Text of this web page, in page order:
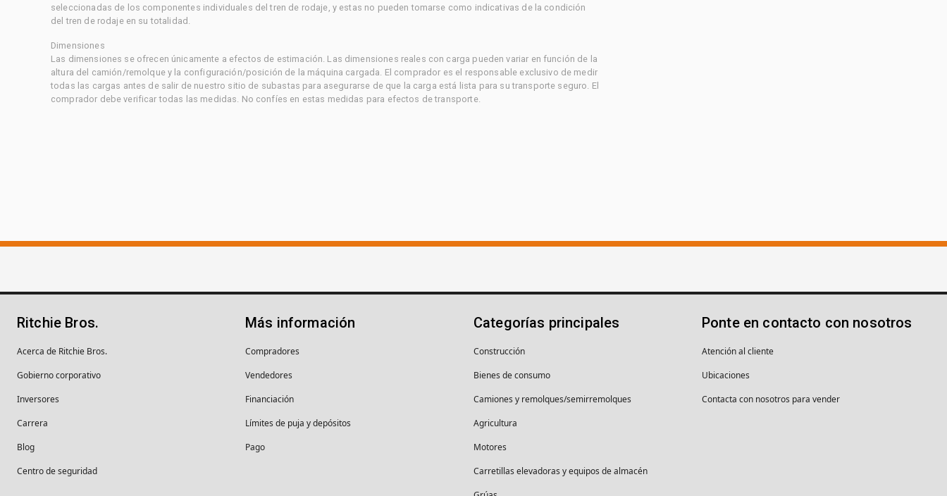
seleccionadas de los componentes individuales del tren de rodaje, y estas no pueden tomarse como indicativas de la condición
del tren de rodaje en su totalidad.
Dimensiones
Las dimensiones se ofrecen únicamente a efectos de estimación. Las dimensiones reales con carga pueden variar en función de la
altura del camión/remolque y la configuración/posición de la máquina cargada. El comprador es el responsable exclusivo de medir
todas las cargas antes de salir de nuestro sitio de subastas para asegurarse de que la carga está lista para su transporte seguro. El
comprador debe verificar todas las medidas. No confíes en estas medidas para efectos de transporte.
Ritchie Bros.
Acerca de Ritchie Bros.
Gobierno corporativo
Inversores
Carrera
Blog
Centro de seguridad
Más información
Compradores
Vendedores
Financiación
Límites de puja y depósitos
Pago
Categorías principales
Construcción
Bienes de consumo
Camiones y remolques/semirremolques
Agricultura
Motores
Carretillas elevadoras y equipos de almacén
Ponte en contacto con nosotros
Atención al cliente
Ubicaciones
Contacta con nosotros para vender